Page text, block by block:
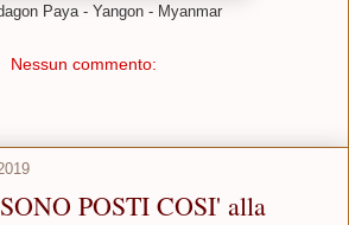
Paya - Yangon - Myanmar
Nessun commento:
POSTI COSI' alla